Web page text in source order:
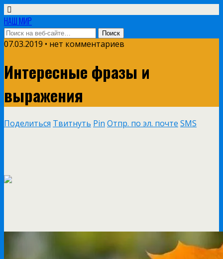
НАШ МИР
07.03.2019 • нет комментариев
Интересные фразы и
выражения
Поделиться Твитнуть Pin Отпр. по эл. почте SMS